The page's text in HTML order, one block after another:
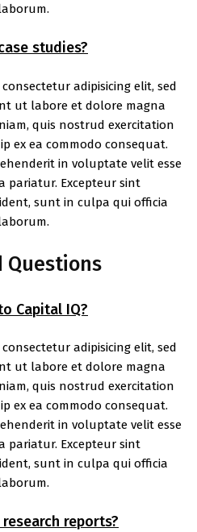
studies?
adipisicing elit, sed
ut labore et dolore magna
quis nostrud exercitation
ex ea commodo consequat.
in voluptate velit esse
Excepteur sint
sunt in culpa qui officia
Questions
Capital IQ?
adipisicing elit, sed
ut labore et dolore magna
quis nostrud exercitation
ex ea commodo consequat.
in voluptate velit esse
Excepteur sint
sunt in culpa qui officia
reports?